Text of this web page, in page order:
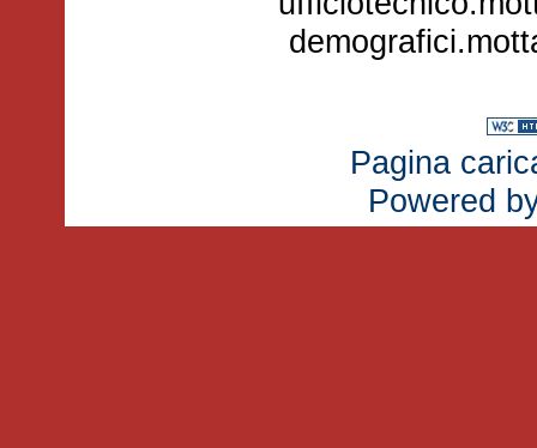
Pagina
Powered